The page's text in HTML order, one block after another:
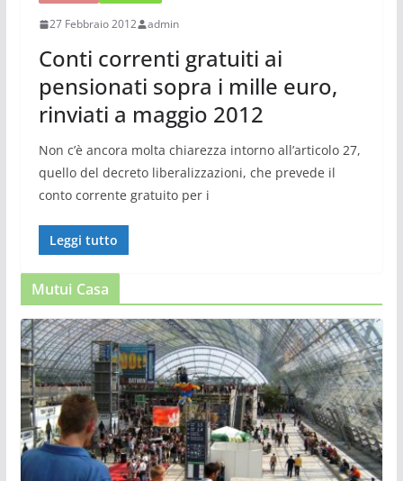
27 Febbraio 2012 admin
Conti correnti gratuiti ai
pensionati sopra i mille euro,
rinviati a maggio 2012
Non c’è ancora molta chiarezza intorno all’articolo 27,
quello del decreto liberalizzazioni, che prevede il
conto corrente gratuito per i
Leggi tutto
Mutui Casa